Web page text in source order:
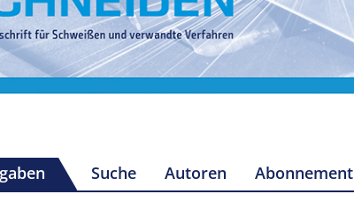
Suche Autoren Abonnement